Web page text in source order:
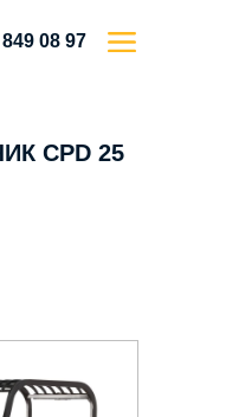
08 97
CPD 25